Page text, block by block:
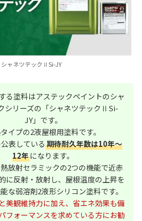
シャネツテックⅡSi-JY
る塗料はアステックペイントのシャ
シリーズの「シャネツテックⅡSi-
JY」です。
イプの2液屋根用塗料です。
表している期待耐久年数は10年～
12年になります。
放射セラミックの2つの機能で近赤
に反射・放射し、屋根温度の上昇を
な弱溶剤2液形シリコン塗料です。
美観維持力に加え、省エネ効果も備
フォーマンスを求めている方にお勧